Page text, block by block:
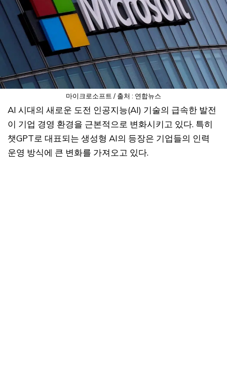
마이크로소프트 / 출처 : 연합뉴스
AI 시대의 새로운 도전 인공지능(AI) 기술의 급속한 발전
이 기업 경영 환경을 근본적으로 변화시키고 있다. 특히
챗GPT로 대표되는 생성형 AI의 등장은 기업들의 인력
운영 방식에 큰 변화를 가져오고 있다.